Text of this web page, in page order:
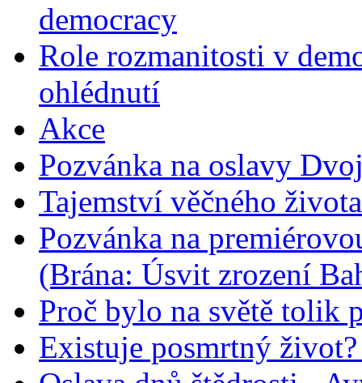
democracy
Role rozmanitosti v
ohlédnutí
Akce
Pozvánka na oslavy
Tajemství věčného života
Pozvánka na
(Brána: Úsvit zrození
Proč bylo na světě tolik
Existuje posmrtný